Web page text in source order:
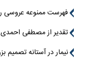
فهرست ممنوعه عروسی رونالدو | ۱۰ چهره‌ای
تقدیر از مصطفی احمدی
نیمار در آستانه تصمیم